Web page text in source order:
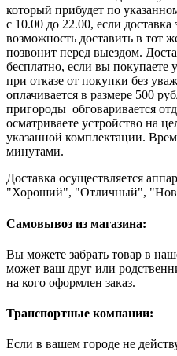
который прибудет по
с 10.00 до 22.00, если доставка
возможность доставить в тот
позвонит перед выездом.
бесплатно, если вы покупаете
при отказе от покупки без
оплачивается в размере 500
пригороды обговаривается
осматриваете устройство на
указанной комплектации.
минутами.
Доставка осуществляется
"Хороший", "Отличный",
Самовывоз из магазина:
Вы можете забрать товар в
может ваш друг или
на кого оформлен заказ.
Транспортные компании:
Если в вашем городе не